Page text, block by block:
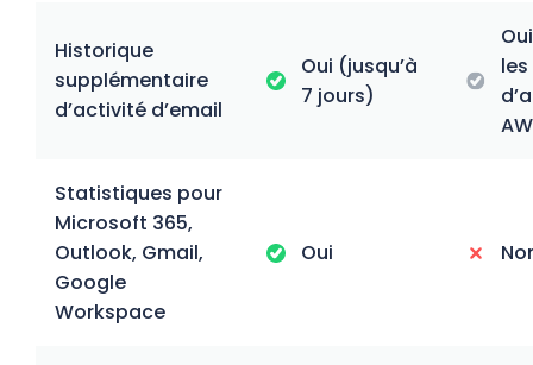
Historique
supplémentaire
d’activité d’email
Oui (jusqu’à
7 jours)
Statistiques pour
Microsoft 365,
Outlook, Gmail,
Google
Workspace
Oui